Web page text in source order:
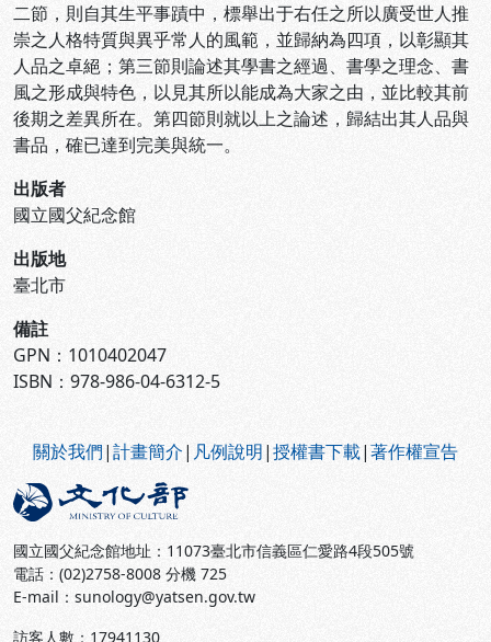
二節，則自其生平事蹟中，標舉出于右任之所以廣受世人推
崇之人格特質與異乎常人的風範，並歸納為四項，以彰顯其
人品之卓絕；第三節則論述其學書之經過、書學之理念、書
風之形成與特色，以見其所以能成為大家之由，並比較其前
後期之差異所在。第四節則就以上之論述，歸結出其人品與
書品，確已達到完美與統一。
出版者
國立國父紀念館
出版地
臺北市
備註
GPN：1010402047
ISBN：978-986-04-6312-5
關於我們|計畫簡介| 凡例說明|授權書下載|著作權宣告
國立國父紀念館地址：11073臺北市信義區仁愛路4段505號
電話：(02)2758-8008 分機 725
E-mail：sunology@yatsen.gov.tw
訪客人數： 17941130